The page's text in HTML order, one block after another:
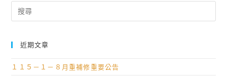
Search
for:
近期文章
１１５－１－８月重補修重要公告